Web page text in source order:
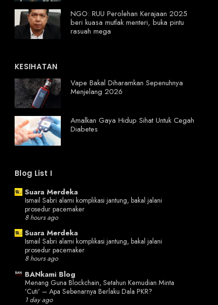
NGO: RUU Perolehan Kerajaan 2025
beri kuasa mutlak menteri, buka pintu
rasuah mega
KESIHATAN
Vape Bakal Diharamkan Sepenuhnya
Menjelang 2026
Amalkan Gaya Hidup Sihat Untuk Cegah
Diabetes
Blog List I
Suara Merdeka
Ismail Sabri alami komplikasi jantung, bakal jalani
prosedur pacemaker
8 hours ago
Suara Merdeka
Ismail Sabri alami komplikasi jantung, bakal jalani
prosedur pacemaker
8 hours ago
BANkami Blog
Menang Guna Blockchain, Setahun Kemudian Minta
'Cuti' – Apa Sebenarnya Berlaku Dala PKR?
1 day ago